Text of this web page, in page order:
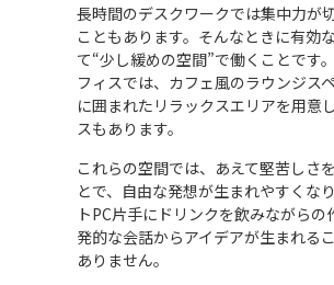
長時間のデスクワークでは集中力が
こともあります。そんなときに有効
て“少し緩めの空間”で働くことです
フィスでは、カフェ風のラウンジス
に囲まれたリラックスエリアを用意
スもあります。
これらの空間では、あえて堅苦しさ
とで、自由な発想が生まれやすくな
トPC片手にドリンクを飲みながらの
発的な会話からアイデアが生まれる
ありません。